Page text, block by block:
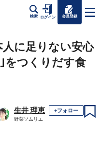
検索 ログイン 会員登録
に足りない安心
をつくりだす食
生井 理恵 +フォロー
野菜ソムリエ